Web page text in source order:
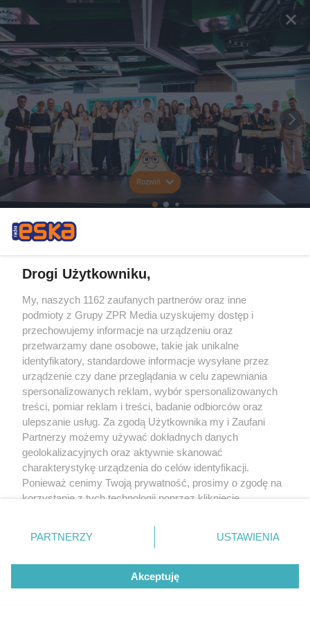
Rozwiń
Drogi Użytkowniku,
My, naszych 1162 zaufanych partnerów oraz inne
podmioty z Grupy ZPR Media uzyskujemy dostęp i
przechowujemy informacje na urządzeniu oraz
przetwarzamy dane osobowe, takie jak unikalne
identyfikatory, standardowe informacje wysyłane przez
urządzenie czy dane przeglądania w celu zapewniania
spersonalizowanych reklam, wybór spersonalizowanych
treści, pomiar reklam i treści, badanie odbiorców oraz
ulepszanie usług. Za zgodą Użytkownika my i Zaufani
Partnerzy możemy używać dokładnych danych
geolokalizacyjnych oraz aktywnie skanować
charakterystykę urządzenia do celów identyfikacji.
Ponieważ cenimy Twoją prywatność, prosimy o zgodę na
korzystanie z tych technologii poprzez kliknięcie
zmienić/wycofać klikając przycisk ustawień prywatności
znajdujący się w lewym dolnym rogu strony
rodzaje przetwarzania danych nie wymagają zgody
użytkownika, ale masz prawo sprzeciwić się takiemu
przetwarzaniu. Preferencje będą miały zastosowanie tylko
PARTNERZY USTAWIENIA
Akceptuję